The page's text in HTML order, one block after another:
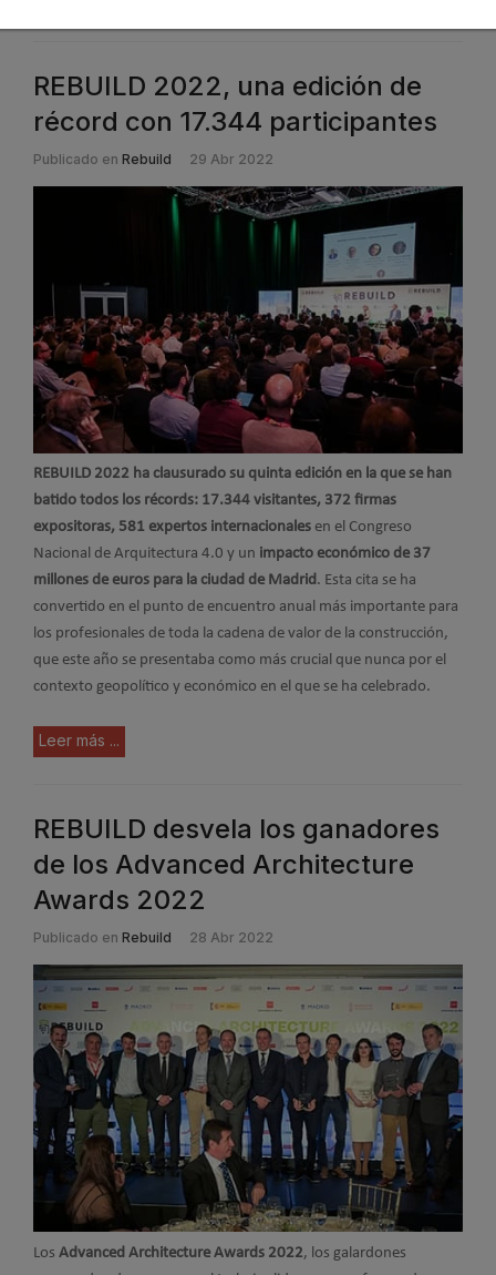
REBUILD 2022, una edición de
récord con 17.344 participantes
Publicado en Rebuild 29 Abr 2022
REBUILD 2022 ha clausurado su quinta edición en la que se han
batido todos los récords: 17.344 visitantes, 372 firmas
expositoras, 581 expertos internacionales en el Congreso
Nacional de Arquitectura 4.0 y un impacto económico de 37
millones de euros para la ciudad de Madrid. Esta cita se ha
convertido en el punto de encuentro anual más importante para
los profesionales de toda la cadena de valor de la construcción,
que este año se presentaba como más crucial que nunca por el
contexto geopolítico y económico en el que se ha celebrado.
Leer más ...
REBUILD desvela los ganadores
de los Advanced Architecture
Awards 2022
Publicado en Rebuild 28 Abr 2022
Los Advanced Architecture Awards 2022, los galardones